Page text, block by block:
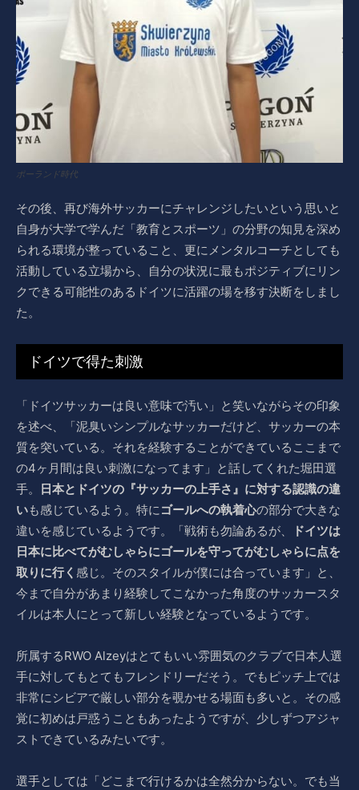
ポーランド時代
その後、再び海外サッカーにチャレンジしたいという思いと
自身が大学で学んだ「教育とスポーツ」の分野の知見を深め
られる環境が整っていること、更にメンタルコーチとしても
活動している立場から、自分の状況に最もポジティブにリン
クできる可能性のあるドイツに活躍の場を移す決断をしまし
た。
ドイツで得た刺激
「ドイツサッカーは良い意味で汚い」と笑いながらその印象
を述べ、「泥臭いシンプルなサッカーだけど、サッカーの本
質を突いている。それを経験することができているここまで
の4ヶ月間は良い刺激になってます」と話してくれた堀田選
手。
日本とドイツの『サッカーの上手さ』に対する認識の違
いも感じているよう。特にゴールへの執着心の部分で大きな
違いを感じているようです。「戦術も勿論あるが、
ドイツは
日本に比べてがむしゃらにゴールを守ってがむしゃらに点を
取りに行く 感じ。そのスタイルが僕には合っています」と、
今まで自分があまり経験してこなかった角度のサッカースタ
イルは本人にとって新しい経験となっているようです。
所属するRWO Alzeyはとてもいい雰囲気のクラブで日本人選
手に対してもとてもフレンドリーだそう。でもピッチ上では
非常にシビアで厳しい部分を覗かせる場面も多いと。その感
覚に初めは戸惑うこともあったようですが、少しずつアジャ
ストできているみたいです。
選手としては「どこまで行けるかは全然分からない。でも当